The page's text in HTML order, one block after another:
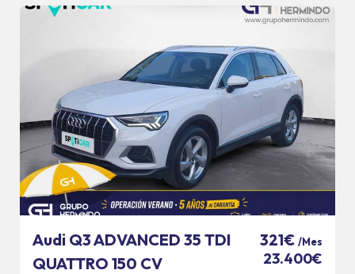
Audi Q3 ADVANCED 35 TDI
QUATTRO 150 CV
321€ /Mes
23.400€